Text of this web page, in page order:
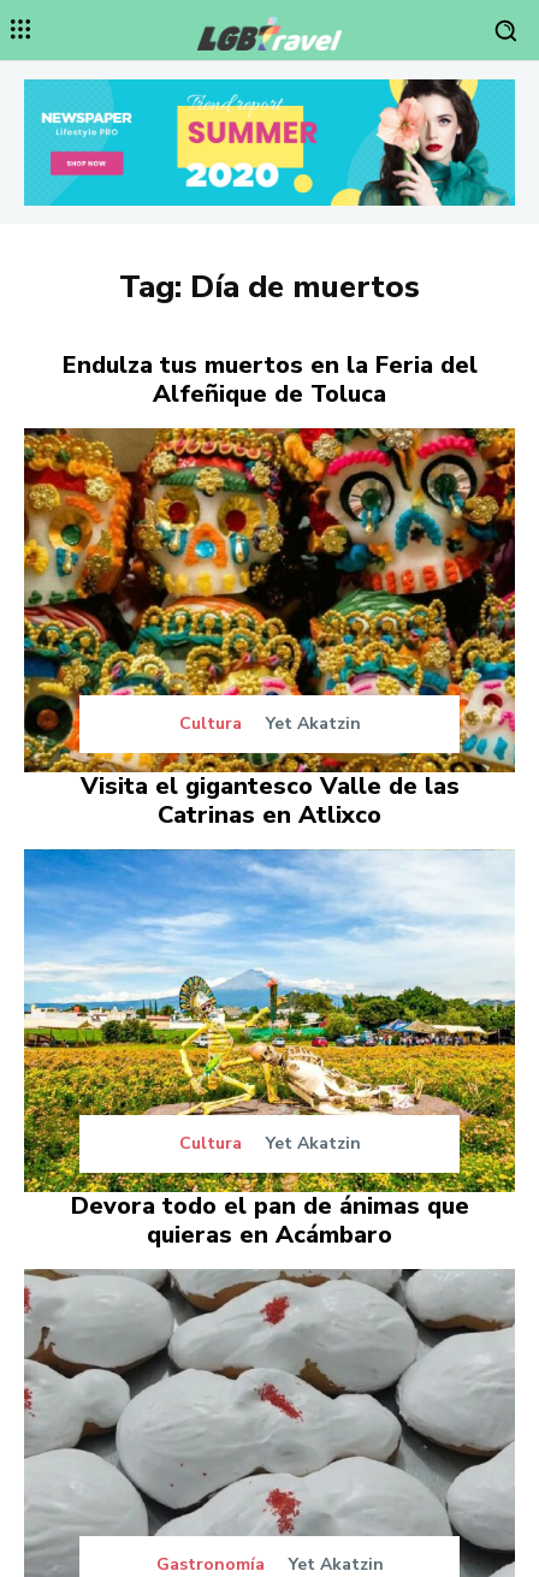
Tag: Día de muertos
Endulza tus muertos en la Feria del
Alfeñique de Toluca
Cultura Yet Akatzin
Visita el gigantesco Valle de las
Catrinas en Atlixco
Cultura Yet Akatzin
Devora todo el pan de ánimas que
quieras en Acámbaro
Gastronomía Yet Akatzin